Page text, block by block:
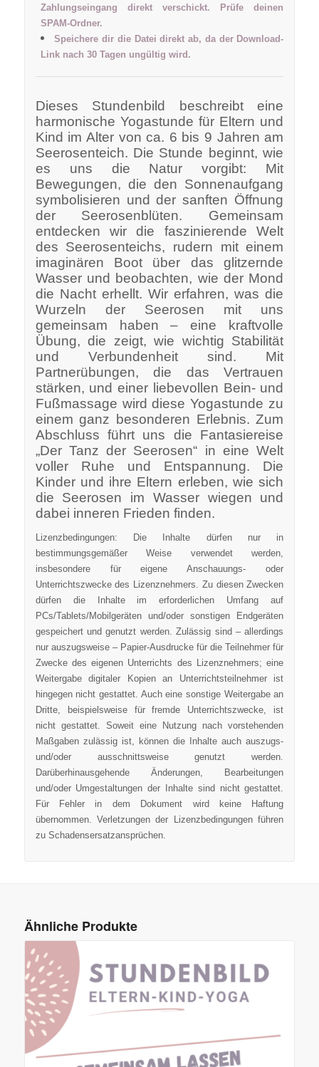
Zahlungseingang direkt verschickt. Prüfe deinen
SPAM-Ordner.
Speichere dir die Datei direkt ab, da der Download-
Link nach 30 Tagen ungültig wird.
Dieses Stundenbild beschreibt eine
harmonische Yogastunde für Eltern und
Kind im Alter von ca. 6 bis 9 Jahren am
Seerosenteich. Die Stunde beginnt, wie
es uns die Natur vorgibt: Mit
Bewegungen, die den Sonnenaufgang
symbolisieren und der sanften Öffnung
der Seerosenblüten. Gemeinsam
entdecken wir die faszinierende Welt
des Seerosenteichs, rudern mit einem
imaginären Boot über das glitzernde
Wasser und beobachten, wie der Mond
die Nacht erhellt. Wir erfahren, was die
Wurzeln der Seerosen mit uns
gemeinsam haben – eine kraftvolle
Übung, die zeigt, wie wichtig Stabilität
und Verbundenheit sind. Mit
Partnerübungen, die das Vertrauen
stärken, und einer liebevollen Bein- und
Fußmassage wird diese Yogastunde zu
einem ganz besonderen Erlebnis. Zum
Abschluss führt uns die Fantasiereise
„Der Tanz der Seerosen“ in eine Welt
voller Ruhe und Entspannung. Die
Kinder und ihre Eltern erleben, wie sich
die Seerosen im Wasser wiegen und
dabei inneren Frieden finden.
Lizenzbedingungen: Die Inhalte dürfen nur in
bestimmungsgemäßer Weise verwendet werden,
insbesondere für eigene Anschauungs- oder
Unterrichtszwecke des Lizenznehmers. Zu diesen Zwecken
dürfen die Inhalte im erforderlichen Umfang auf
PCs/Tablets/Mobilgeräten und/oder sonstigen Endgeräten
gespeichert und genutzt werden. Zulässig sind – allerdings
nur auszugsweise – Papier-Ausdrucke für die Teilnehmer für
Zwecke des eigenen Unterrichts des Lizenznehmers; eine
Weitergabe digitaler Kopien an Unterrichtsteilnehmer ist
hingegen nicht gestattet. Auch eine sonstige Weitergabe an
Dritte, beispielsweise für fremde Unterrichtszwecke, ist
nicht gestattet. Soweit eine Nutzung nach vorstehenden
Maßgaben zulässig ist, können die Inhalte auch auszugs-
und/oder ausschnittsweise genutzt werden.
Darüberhinausgehende Änderungen, Bearbeitungen
und/oder Umgestaltungen der Inhalte sind nicht gestattet.
Für Fehler in dem Dokument wird keine Haftung
übernommen. Verletzungen der Lizenzbedingungen führen
zu Schadensersatzansprüchen.
Ähnliche Produkte